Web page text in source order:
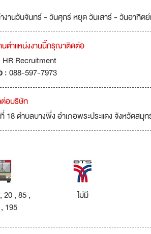
งานวันจันทร์ - วันศุกร์ หยุด วันเสาร์ - วันอาทิต
นตำแหน่งงานนี้กรุณาติดต่อ
HR Recruitment
:088-597-7973
อบริษัท
18 ตำบลบางพึ่ง อำเภอพระประแดง จังหวัดสมุท
20 , 85 ,
195
ไม่มี